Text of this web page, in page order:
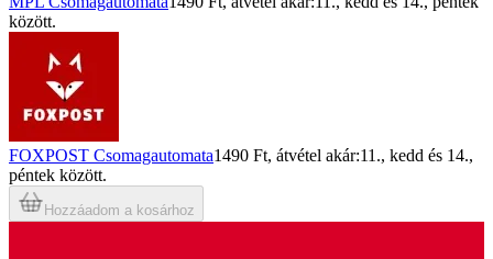
között.
FOXPOST Csomagautomata1490 Ft, átvétel akár:11., kedd és 14.,
péntek között.
Hozzáadom a kosárhoz